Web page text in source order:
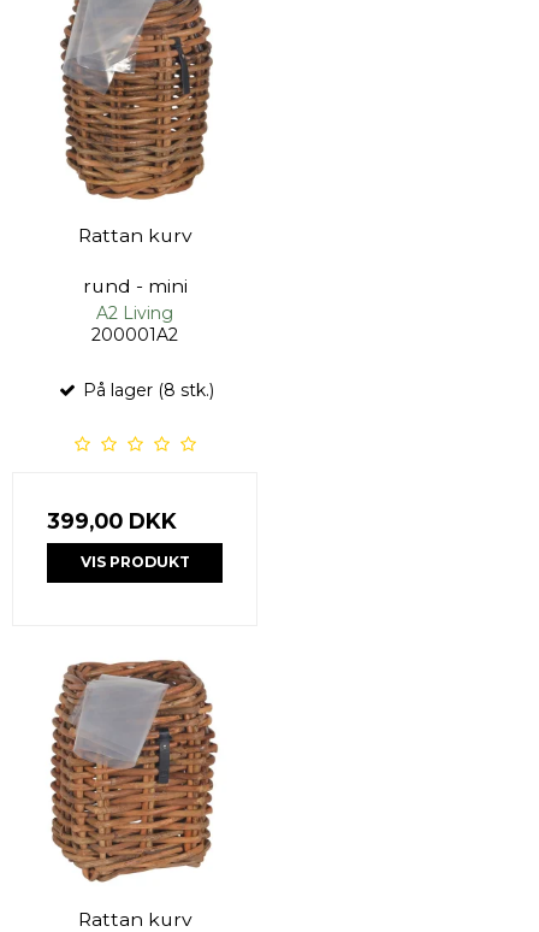
Rattan kurv
rund - mini
A2 Living
200001A2
På lager (8 stk.)
399,00 DKK
VIS PRODUKT
Rattan kurv